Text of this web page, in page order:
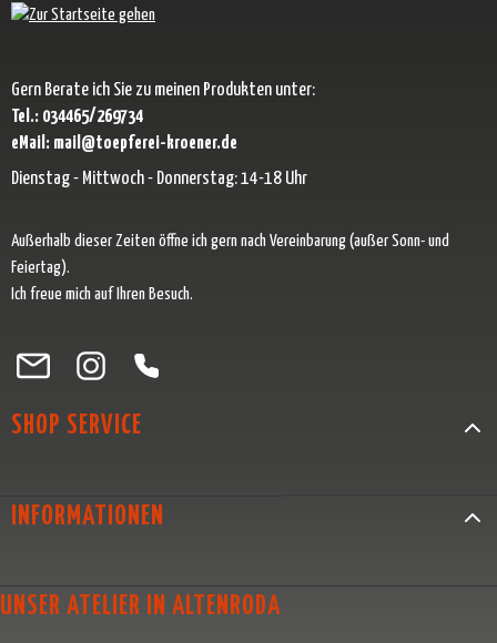
Gern Berate ich Sie zu meinen Produkten unter:
Tel.: 034465/269734
eMail: mail@toepferei-kroener.de
Dienstag - Mittwoch - Donnerstag: 14-18 Uhr
Außerhalb dieser Zeiten öffne ich gern nach Vereinbarung (außer Sonn- und
Feiertag).
Ich freue mich auf Ihren Besuch.
Besuche uns auf Facebook – öffnet in neuem Tab (externer Link)
Schau auf Instagram vorbei – öffnet in neuem Tab (externer Link)
Lass dich auf Pinterest inspirieren – öffnet in neuem Tab
Folge uns auf X – öffnet in neuem Tab (externer Link)
SHOP SERVICE
INFORMATIONEN
UNSER ATELIER IN ALTENRODA